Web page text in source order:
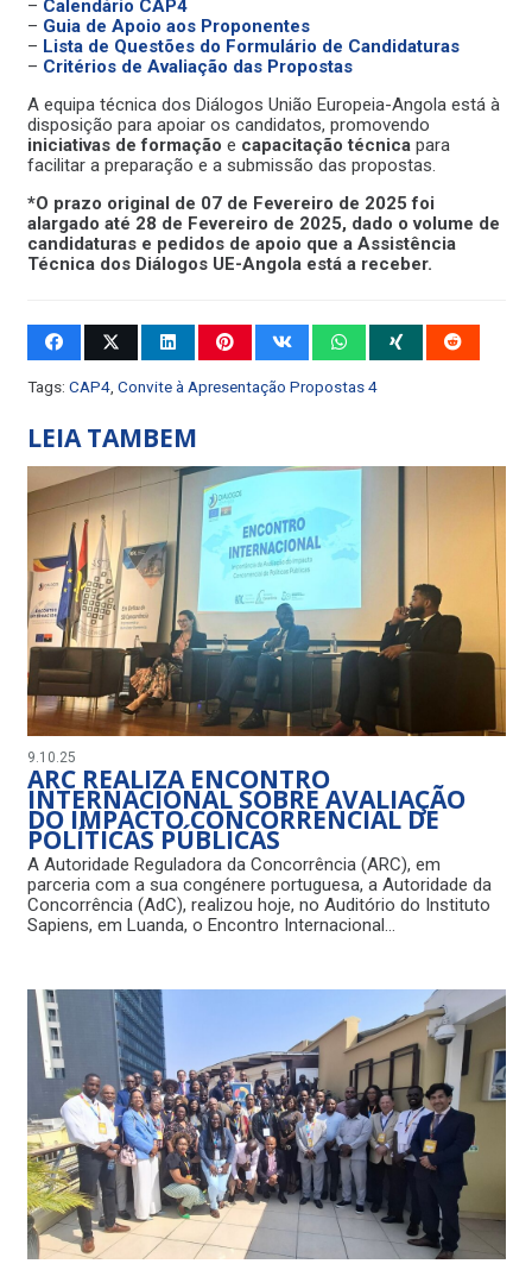
– Calendário CAP4
– Guia de Apoio aos Proponentes
– Lista de Questões do Formulário de Candidaturas
– Critérios de Avaliação das Propostas
A equipa técnica dos Diálogos União Europeia-Angola está à
disposição para apoiar os candidatos, promovendo
iniciativas de formação e capacitação técnicapara
facilitar a preparação e a submissão das propostas.
*O prazo original de 07 de Fevereiro de 2025 foi
alargado até 28 de Fevereiro de 2025, dado o volume de
candidaturas e pedidos de apoio que a Assistência
Técnica dos Diálogos UE-Angola está a receber.
Tags: CAP4, Convite à Apresentação Propostas 4
LEIA TAMBEM
9.10.25
ARC REALIZA ENCONTRO
INTERNACIONAL SOBRE AVALIAÇÃO
DO IMPACTO CONCORRENCIAL DE
POLÍTICAS PÚBLICAS
A Autoridade Reguladora da Concorrência (ARC), em
parceria com a sua congénere portuguesa, a Autoridade da
Concorrência (AdC), realizou hoje, no Auditório do Instituto
Sapiens, em Luanda, o Encontro Internacional…